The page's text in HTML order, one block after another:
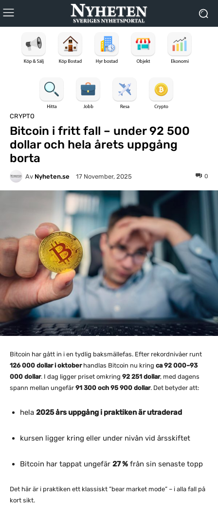
CRYPTO
Bitcoin i fritt fall – under 92 500
dollar och hela årets uppgång
borta
Av Nyheten.se 17 November, 2025 0
Bitcoin har gått in i en tydlig baksmällefas. Efter rekordnivåer runt
126 000 dollar i oktoberhandlas Bitcoin nu kring ca 92 000–93
000 dollar. I dag ligger priset omkring 92 251 dollar, med dagens
spann mellan ungefär 91 300 och 95 900 dollar. Det betyder att:
hela 2025 års uppgång i praktiken är utraderad
kursen ligger kring eller under nivån vid årsskiftet
Bitcoin har tappat ungefär 27 % från sin senaste topp
Det här är i praktiken ett klassiskt ”bear market mode” – i alla fall på
kort sikt.